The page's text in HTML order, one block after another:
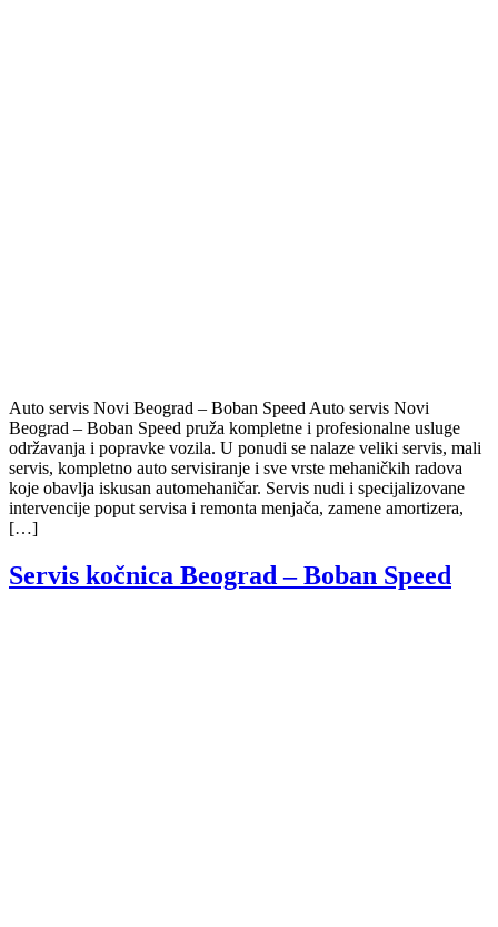
Auto servis Novi Beograd – Boban Speed Auto servis Novi
Beograd – Boban Speed pruža kompletne i profesionalne usluge
održavanja i popravke vozila. U ponudi se nalaze veliki servis, mali
servis, kompletno auto servisiranje i sve vrste mehaničkih radova
koje obavlja iskusan automehaničar. Servis nudi i specijalizovane
intervencije poput servisa i remonta menjača, zamene amortizera,
[…]
Servis kočnica Beograd – Boban Speed